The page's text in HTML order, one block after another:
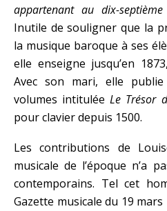
appartenant au dix-
Inutile de souligner que la
la musique baroque à ses
elle enseigne jusqu’en
Avec son mari, elle
volumes intituléeLe Trésor
pour clavier depuis 1500.
Les contributions de
musicale de l’époque n’a
contemporains. Tel cet
Gazette musicale du 19 mars